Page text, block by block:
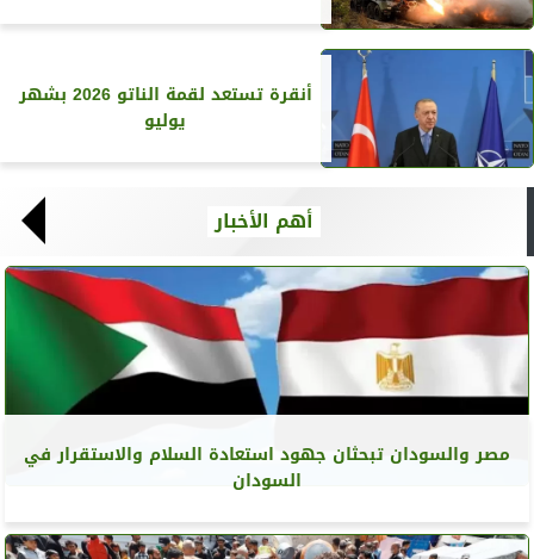
أنقرة تستعد لقمة الناتو 2026 بشهر
يوليو
أهم الأخبار
مصر والسودان تبحثان جهود استعادة السلام والاستقرار في
السودان